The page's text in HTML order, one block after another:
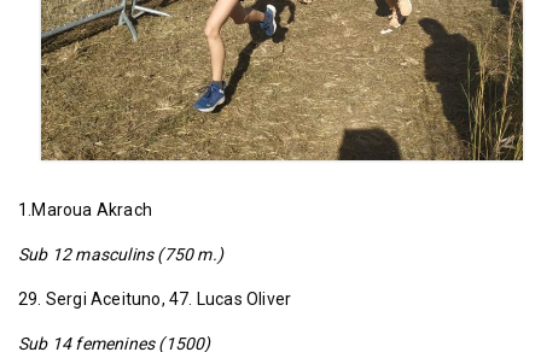
1.Maroua Akrach
Sub 12 masculins (750 m.)
29. Sergi Aceituno, 47. Lucas Oliver
Sub 14 femenines (1500)